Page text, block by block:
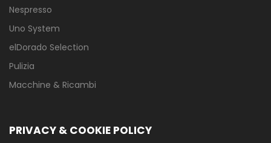
Nespresso
Uno System
elDorado Selection
Pulizia
Macchine & Ricambi
PRIVACY & COOKIE POLICY